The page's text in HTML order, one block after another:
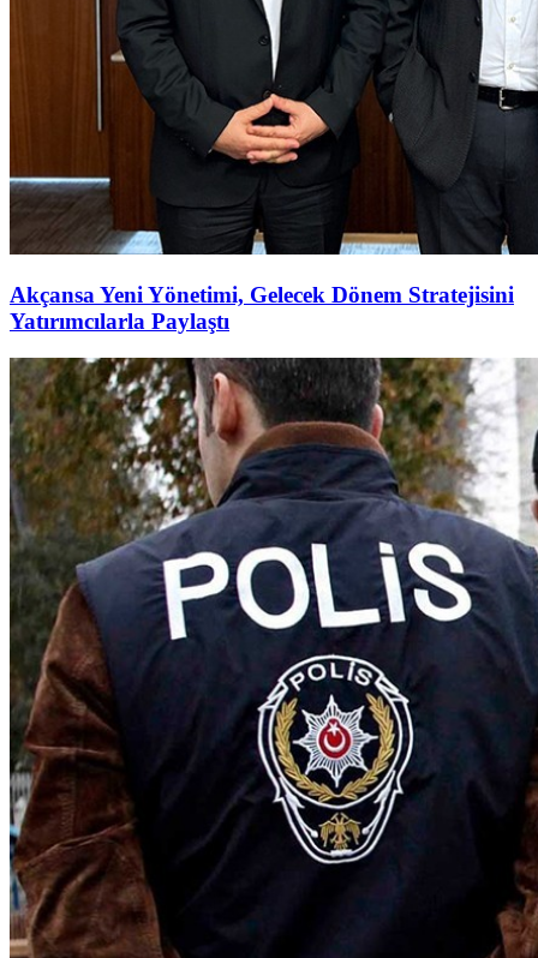
Akçansa Yeni Yönetimi, Gelecek Dönem Stratejisini
Yatırımcılarla Paylaştı